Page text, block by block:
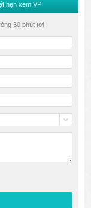
hẹn xem VP
30 phút tới